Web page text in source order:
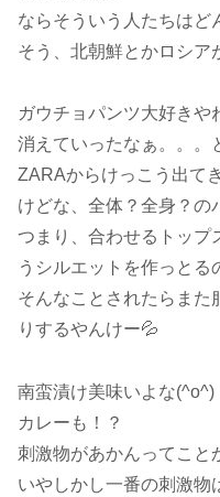
ならそういう人たちはど
そう、北朝鮮とかロシア
ガウチョパンツ大好きや
消えていったなぁ。。。
ZARAからけっこう出て
けどな、全体？全身？の
つまり、合わせるトップ
うシルエットを作っとる
そんなことされたらまた
りするやんけー💦
南蛮漬け美味いよな(^o^)
カレーも！？
刺激物があかんってこと
いやしかし一番の刺激物